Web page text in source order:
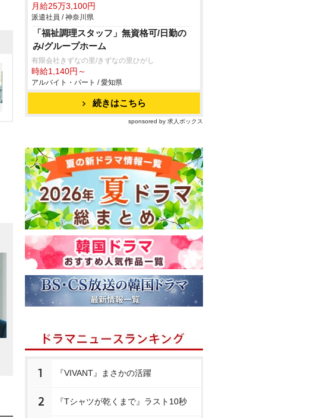
月給25万3,100円
派遣社員 / 神奈川県
「福祉調理スタッフ」無資格可/日勤の
み/グループホーム
有限会社きずなの里/きずなの里ひがし
時給1,140円～
アルバイト・パート / 愛知県
続きはこちら
sponsored by 求人ボックス
1 『VIVANT』まさかの活躍
2 『Tシャツが乾くまで』ラスト10秒